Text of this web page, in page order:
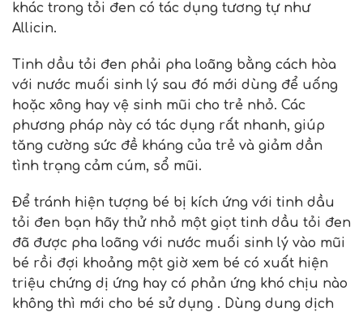
khác trong tỏi đen có tác dụng tương tự như
Allicin.
Tinh dầu tỏi đen phải pha loãng bằng cách hòa
với nước muối sinh lý sau đó mới dùng để uống
hoặc xông hay vệ sinh mũi cho trẻ nhỏ. Các
phương pháp này có tác dụng rất nhanh, giúp
tăng cường sức đề kháng của trẻ và giảm dần
tình trạng cảm cúm, sổ mũi.
Để tránh hiện tượng bé bị kích ứng với tinh dầu
tỏi đen bạn hãy thử nhỏ một giọt tinh dầu tỏi đen
đã được pha loãng với nước muối sinh lý vào mũi
bé rồi đợi khoảng một giờ xem bé có xuất hiện
triệu chứng dị ứng hay có phản ứng khó chịu nào
không thì mới cho bé sử dụng . Dùng dung dịch